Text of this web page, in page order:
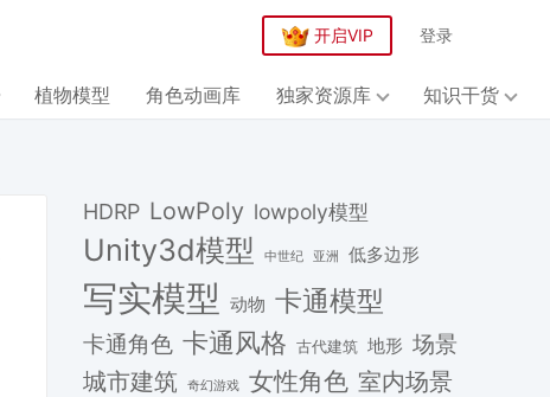
开启VIP 登录
植物模型 角色动画库 独家资源库 知识干货
HDRP LowPoly lowpoly模型
Unity3d模型 中世纪 亚洲 低多边形
写实模型 动物 卡通模型
卡通角色 卡通风格 古代建筑 地形 场景
城市建筑
奇幻游戏 女性角色 室内场景